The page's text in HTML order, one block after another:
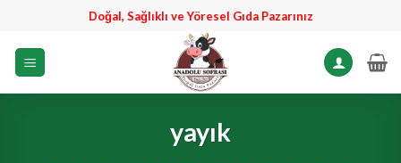
Doğal, Sağlıklı ve Yöresel Gıda Pazarınız
yayık